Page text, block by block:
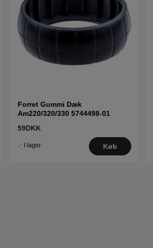
Forret Gummi Dæk
Am220/320/330 5744498-01
59DKK
I lager Køb